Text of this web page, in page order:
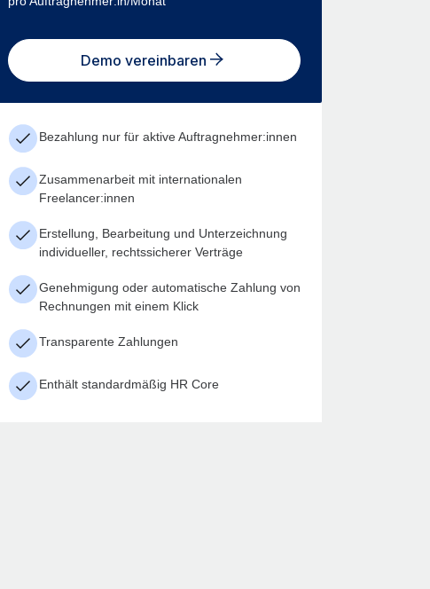
Demo vereinbaren
Bezahlung nur für aktive Auftragnehmer:innen
Zusammenarbeit mit internationalen
Freelancer:innen
Erstellung, Bearbeitung und Unterzeichnung
individueller, rechtssicherer Verträge
Genehmigung oder automatische Zahlung von
Rechnungen mit einem Klick
Transparente Zahlungen
Enthält standardmäßig HR Core